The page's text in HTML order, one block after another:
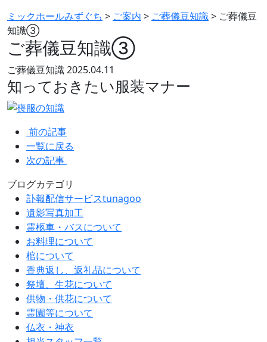
ミックホールみずぐち > ご案内 > ご葬儀豆知識> ご葬儀豆
知識③
ご葬儀豆知識③
ご葬儀豆知識2025.04.11
知っておきたい服装マナー
前の記事
一覧に戻る
次の記事
ブログカテゴリ
訃報配信サービスtunagoo
遺影写真加工
霊柩車・バスについて
お料理について
棺について
香典返し、返礼品について
祭壇、生花について
供物・供花について
霊園等について
仏衣・神衣